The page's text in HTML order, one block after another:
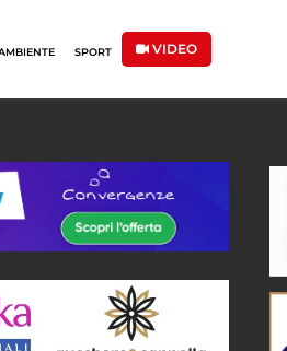
SPORT VIDEO